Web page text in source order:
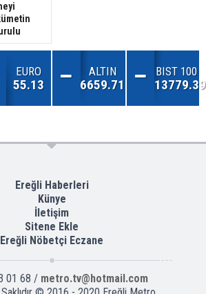
EURO
55.13
ALTIN
6659.71
BIST 100
13779.39
Ereğli Haberleri
Künye
İletişim
Sitene Ekle
Ereğli Nöbetçi Eczane
01 68 / metro.tv@hotmail.com